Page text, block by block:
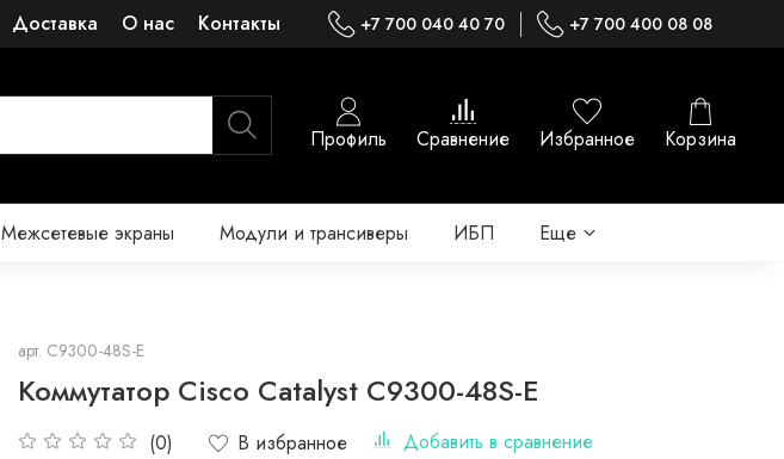
Доставка О нас Контакты +7 700 040 40 70 +7 700 400 08 08
Профиль Сравнение Избранное Корзина
Межсетевые экраны Модули и трансиверы ИБП Еще
арт. C9300-48S-E
Коммутатор Cisco Catalyst C9300-48S-E
(0) В избранное Добавить в сравнение